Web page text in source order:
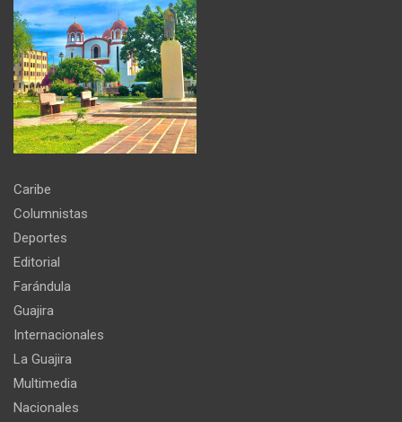
Caribe
Columnistas
Deportes
Editorial
Farándula
Guajira
Internacionales
La Guajira
Multimedia
Nacionales